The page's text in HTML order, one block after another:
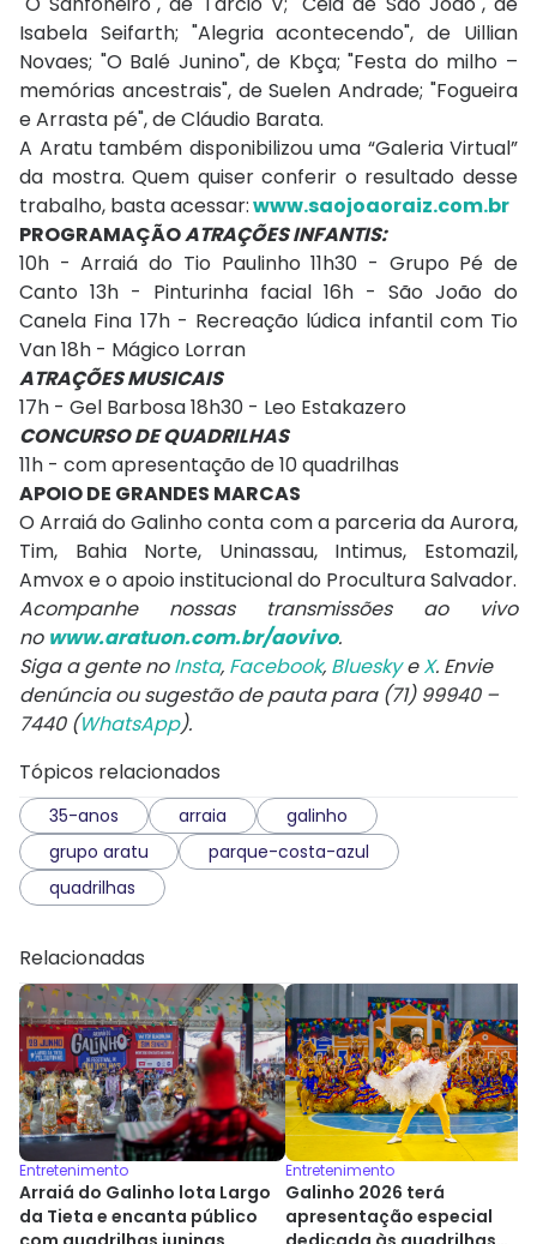
Isabela Seifarth; "Alegria acontecendo", de Uillian
Novaes; "O Balé Junino", de Kbça; "Festa do milho –
memórias ancestrais", de Suelen Andrade; "Fogueira
e Arrasta pé", de Cláudio Barata.
A Aratu também disponibilizou uma “Galeria Virtual”
da mostra. Quem quiser conferir o resultado desse
trabalho, basta acessar:www.saojoaoraiz.com.br
PROGRAMAÇÃOATRAÇÕES INFANTIS:
10h - Arraiá do Tio Paulinho 11h30 - Grupo Pé de
Canto 13h - Pinturinha facial 16h - São João do
Canela Fina 17h - Recreação lúdica infantil com Tio
Van 18h - Mágico Lorran
ATRAÇÕES MUSICAIS
17h - Gel Barbosa 18h30 - Leo Estakazero
CONCURSO DE QUADRILHAS
11h - com apresentação de 10 quadrilhas
APOIO DE GRANDES MARCAS
O Arraiá do Galinho conta com a parceria da Aurora,
Tim, Bahia Norte, Uninassau, Intimus, Estomazil,
Amvox e o apoio institucional do Procultura Salvador.
Acompanhe nossas transmissões ao vivo
no www.aratuon.com.br/aovivo.
Siga a gente noInsta, Facebook, BlueskyeX. Envie
denúncia ou sugestão de pauta para (71) 99940 –
7440 (WhatsApp).
Tópicos relacionados
35-anos arraia
galinho
grupo aratu
parque-costa-azul
quadrilhas
Relacionadas
Entretenimento
Arraiá do Galinho lota Largo
da Tieta e encanta público
Entretenimento
Galinho 2026 terá
apresentação especial